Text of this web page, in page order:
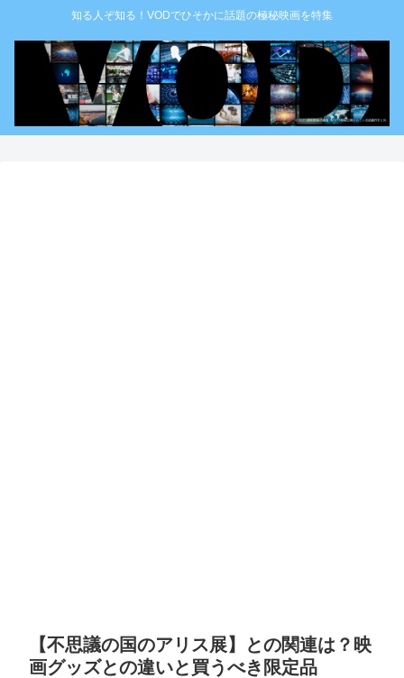
知る人ぞ知る！VODでひそかに話題の極秘映画を特集
【不思議の国のアリス展】との関連は？映
画グッズとの違いと買うべき限定品